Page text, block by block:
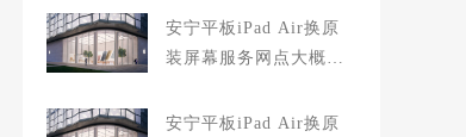
安宁平板iPad Air换原
装屏幕服务网点大概多
安宁平板iPad Air换原